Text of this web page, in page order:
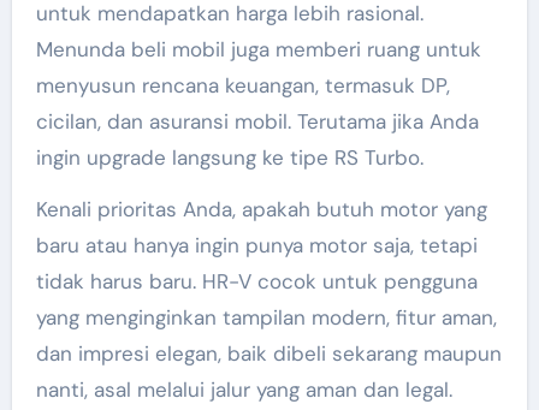
untuk mendapatkan harga lebih rasional.
Menunda beli mobil juga memberi ruang untuk
menyusun rencana keuangan, termasuk DP,
cicilan, dan asuransi mobil. Terutama jika Anda
ingin upgrade langsung ke tipe RS Turbo.
Kenali prioritas Anda, apakah butuh motor yang
baru atau hanya ingin punya motor saja, tetapi
tidak harus baru. HR-V cocok untuk pengguna
yang menginginkan tampilan modern, fitur aman,
dan impresi elegan, baik dibeli sekarang maupun
nanti, asal melalui jalur yang aman dan legal.